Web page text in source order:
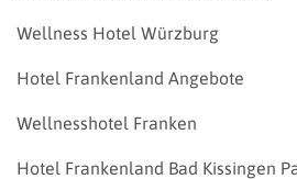
Wellness Hotel Würzburg
Hotel Frankenland Angebote
Wellnesshotel Franken
Hotel Frankenland Bad Kissingen